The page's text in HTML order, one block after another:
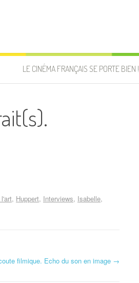
LE CINÉMA FRANÇAIS SE PORTE BIEN !
Huppert Interviews Isabelle
filmique. Echo du son en image →